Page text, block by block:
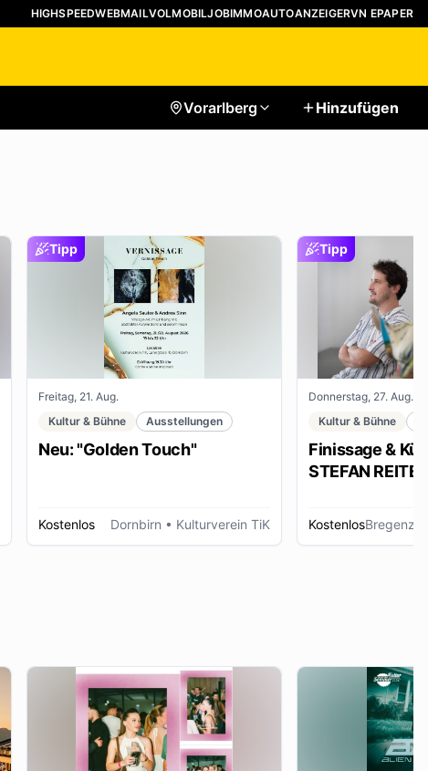
HIGHSPEEDWEBMAILVOLMOBILJOBIMMOAUTOANZEIGERVN EPAPER
Vorarlberg Hinzufügen
Tipp
Freitag, 21. Aug.
Kultur & Bühne
Ausstellungen
Neu: "Golden Touch"
Kostenlos Dornbirn • Kulturverein TiK
Tipp
Donnerstag, 27. Aug.
Kultur & Bühne
Finissage &
STEFAN
KostenlosBregenz